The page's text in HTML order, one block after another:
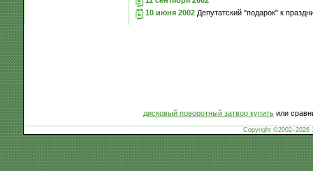
10 июня 2002Депутатский "подарок" к
дисковый поворотный затвор купить или
Copyright ©2002–2026